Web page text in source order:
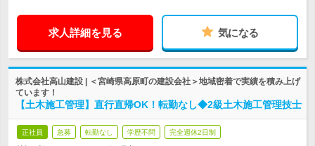
求人詳細を見る 気になる
株式会社高山建設 | ＜宮崎県高原町の建設会社＞地域密着で実績を積み上げ
ています！
【土木施工管理】直行直帰OK！転勤なし◆2級土木施工管理技士
正社員 急募 転勤なし 学歴不問 完全週休2日制